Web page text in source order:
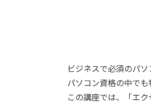
ビジネスで必須のパ
パソコン資格の中で
この講座では、「エ